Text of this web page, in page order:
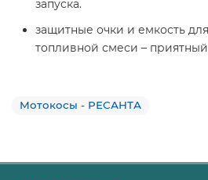
запуска.
защитные очки и емкость
топливной смеси –
Мотокосы - РЕСАНТА